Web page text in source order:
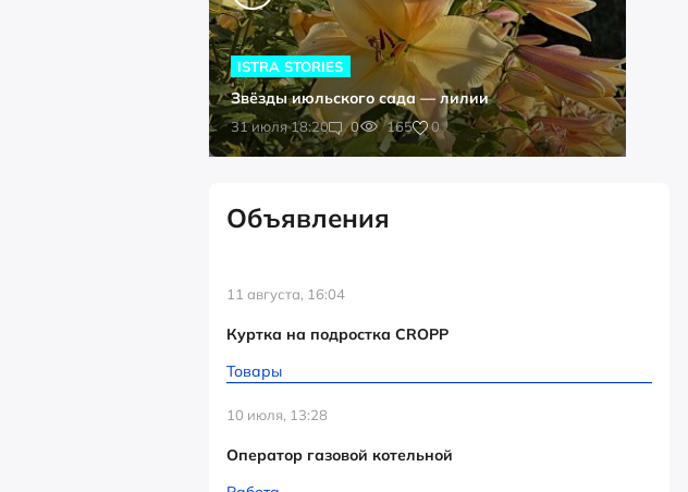
31 июля 18:20 0 165 0
ISTRA STORIES
Звёзды июльского сада — лилии
Объявления
11 августа, 16:04
Куртка на подростка CROPP
Товары
10 июля, 13:28
Оператор газовой котельной